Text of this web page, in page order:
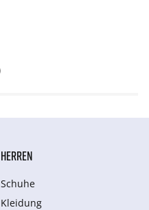
HERREN
Schuhe
Kleidung